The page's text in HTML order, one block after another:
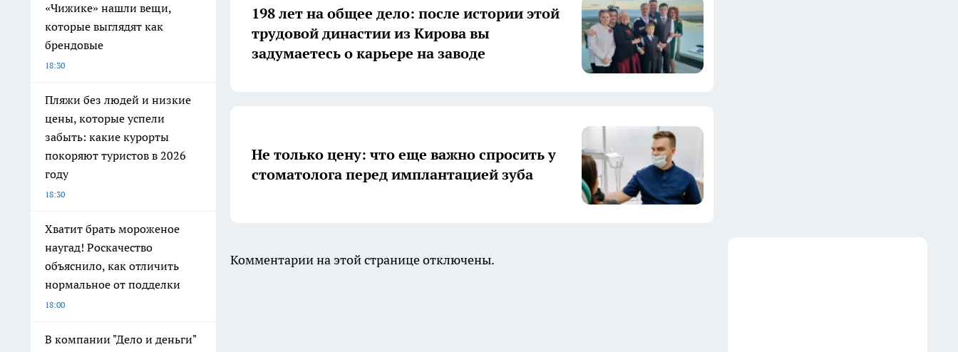
«Чижике» нашли вещи,
которые выглядят как
брендовые
18:30
Пляжи без людей и низкие
цены, которые успели
забыть: какие курорты
покоряют туристов в 2026
году
18:30
Хватит брать мороженое
наугад! Роскачество
объяснило, как отличить
нормальное от подделки
18:00
В компании "Дело и деньги"
198 лет на общее дело: после истории этой
трудовой династии из Кирова вы
задумаетесь о карьере на заводе
Не только цену: что еще важно спросить у
стоматолога перед имплантацией зуба
Комментарии на этой странице отключены.